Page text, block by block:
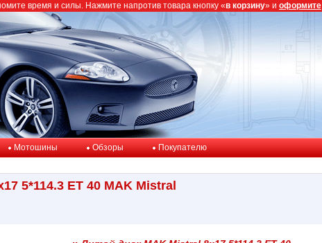
Мотошины Обзоры Покупателю
5*114.3 ET 40 MAK Mistral
время и силы. Нажмите напротив товара кнопку «в корзину» и оформите